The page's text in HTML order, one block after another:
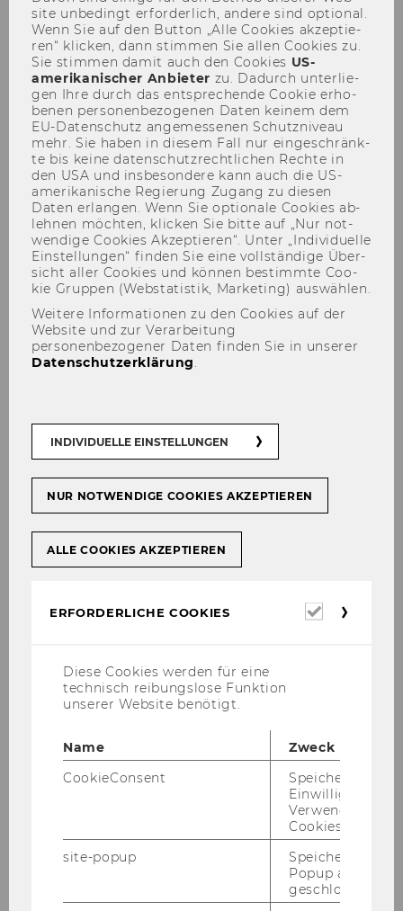
Defensio der Dissertation von
MMag. Eva Burgstaller
Galerie
2026
site un­be­dingt er­for­der­lich, an­de­re sind op­tio­nal.
Wenn Sie auf den But­ton „Alle Coo­kies ak­zep­tie­
ren“ kli­cken, dann stim­men Sie allen Coo­kies zu.
Sie stim­men damit auch den Coo­kies US-​
amerikanischer An­bie­ter zu. Da­durch un­ter­lie­
gen Ihre durch das ent­spre­chen­de Coo­kie er­ho­
be­nen per­so­nen­be­zo­ge­nen Daten kei­nem dem
EU-​Datenschutz an­ge­mes­se­nen Schutz­ni­veau
mehr. Sie haben in die­sem Fall nur ein­ge­schränk­
te bis keine da­ten­schutz­recht­li­chen Rech­te in
den USA und ins­be­son­de­re kann auch die US-​
amerikanische Re­gie­rung Zu­gang zu die­sen
Daten er­lan­gen. Wenn Sie op­tio­na­le Coo­kies ab­
leh­nen möch­ten, kli­cken Sie bitte auf „Nur not­
wen­di­ge Coo­kies Ak­zep­tie­ren“. Unter „In­di­vi­du­el­le
Ein­stel­lun­gen“ fin­den Sie eine voll­stän­di­ge Über­
sicht aller Coo­kies und kön­nen be­stimm­te Coo­
kie Grup­pen (Web­sta­tis­tik, Mar­ke­ting) aus­wäh­len.
Weitere Informationen zu den Cookies auf der
Website und zur Verarbeitung
personenbezogener Daten finden Sie in unserer
Datenschutzerklärung.
INDIVIDUELLE EINSTELLUNGEN
NUR NOTWENDIGE COOKIES AKZEPTIEREN
ALLE COOKIES AKZEPTIEREN
ERFORDERLICHE COOKIES
Diese Cookies werden für eine
technisch reibungslose Funktion
unserer Website benötigt.
Name
Zweck
CookieConsent
Speichert Ihre
Einwilligung zur
Verwendung von
Cookies.
site-popup
Speichert ob ein
Popup
geschlossen